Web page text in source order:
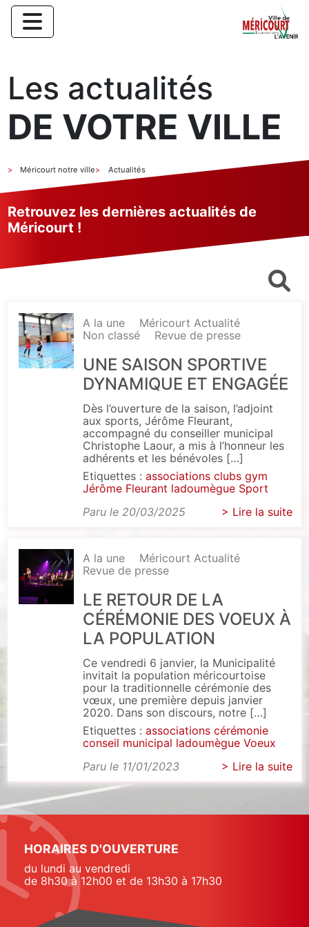
Les actualités
DE VOTRE VILLE
Méricourt notre ville Actualités
Retrouvez les dernières actualités de
Méricourt !
A la une
Méricourt Actualité
Non classé
Revue de presse
UNE SAISON SPORTIVE
DYNAMIQUE ET ENGAGÉE
Dès l’ouverture de la saison, l’adjoint
aux sports, Jérôme Fleurant,
accompagné du conseiller municipal
Christophe Laour, a mis à l’honneur les
adhérents et les bénévoles […]
Etiquettes : associations clubs gym
Jérôme Fleurant ladoumègue Sport
Paru le 20/03/2025
> Lire la suite
A la une
Méricourt Actualité
Revue de presse
LE RETOUR DE LA
CÉRÉMONIE DES VOEUX À
LA POPULATION
Ce vendredi 6 janvier, la Municipalité
invitait la population méricourtoise
pour la traditionnelle cérémonie des
vœux, une première depuis janvier
2020. Dans son discours, notre […]
Etiquettes : associations cérémonie
conseil municipal ladoumègue Voeux
Paru le 11/01/2023
> Lire la suite
HORAIRES D'OUVERTURE
du lundi au vendredi
de 8h30 à 12h00 et de 13h30 à 17h30